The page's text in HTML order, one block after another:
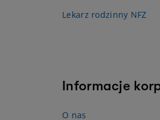
Lekarz rodzinny NFZ
Informacje
O nas